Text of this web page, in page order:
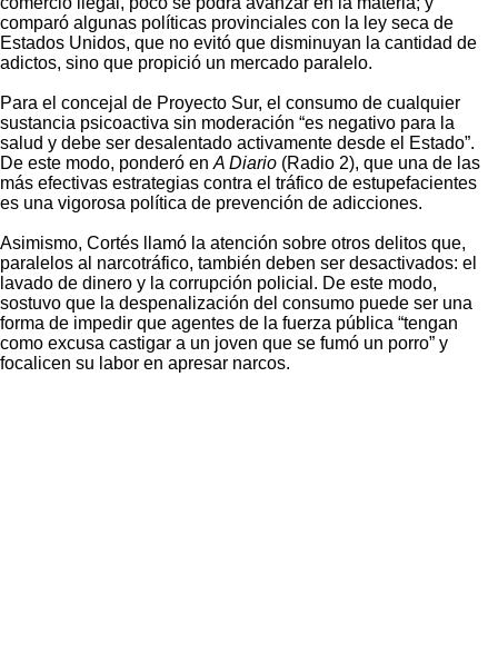
comparó algunas políticas provinciales con la ley seca de
Estados Unidos, que no evitó que disminuyan la cantidad de
adictos, sino que propició un mercado paralelo.
Para el concejal de Proyecto Sur, el consumo de cualquier
sustancia psicoactiva sin moderación “es negativo para la
salud y debe ser desalentado activamente desde el Estado”.
De este modo, ponderó en A Diario (Radio 2), que una de las
más efectivas estrategias contra el tráfico de estupefacientes
es una vigorosa política de prevención de adicciones.
Asimismo, Cortés llamó la atención sobre otros delitos que,
paralelos al narcotráfico, también deben ser desactivados: el
lavado de dinero y la corrupción policial. De este modo,
sostuvo que la despenalización del consumo puede ser una
forma de impedir que agentes de la fuerza pública “tengan
como excusa castigar a un joven que se fumó un porro” y
focalicen su labor en apresar narcos.